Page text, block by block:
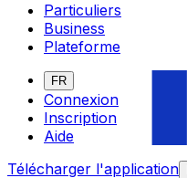
Particuliers
Business
Plateforme
FR
Connexion
Inscription
Aide
Télécharger l'application